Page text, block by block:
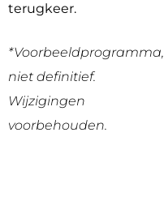
terugkeer.
*Voorbeeldprogramma,
niet definitief.
Wijzigingen
voorbehouden.